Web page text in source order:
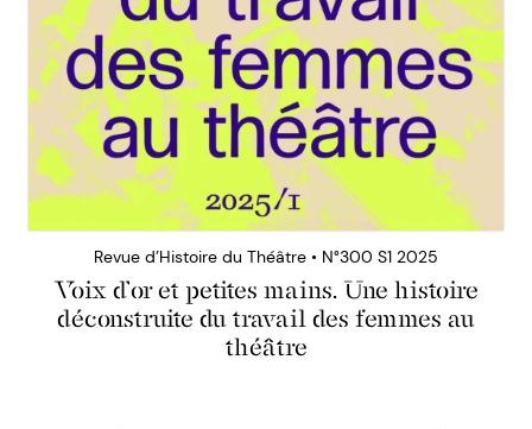
Revue d’Histoire du Théâtre • N°300 S1 2025
Voix d’or et petites mains. Une histoire
déconstruite du travail des femmes au
théâtre